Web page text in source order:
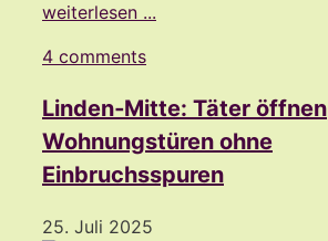
weiterlesen ...
4 comments
Linden‑Mitte: Täter öffnen
Wohnungstüren ohne
Einbruchsspuren
25. Juli 2025